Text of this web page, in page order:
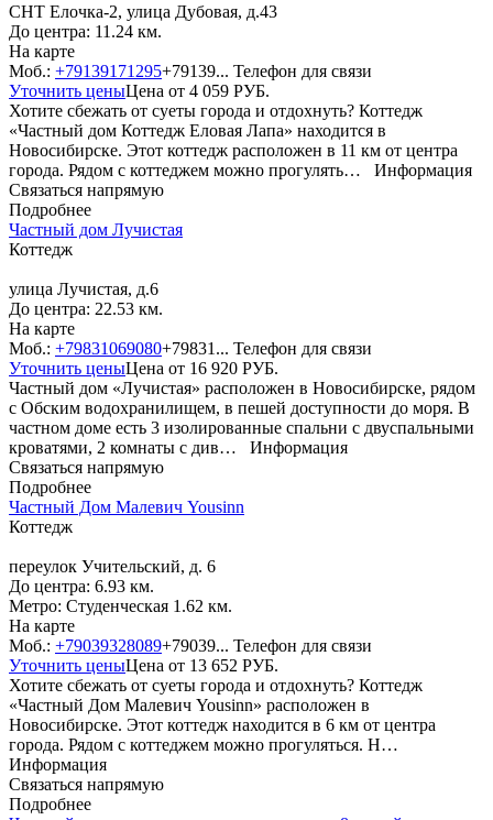
СНТ Елочка-2, улица Дубовая, д.43
До центра: 11.24 км.
На карте
Моб.: +79139171295+79139... Телефон для связи
Уточнить ценыЦена от 4 059 РУБ.
Хотите сбежать от суеты города и отдохнуть? Коттедж
«Частный дом Коттедж Еловая Лапа» находится в
Новосибирске. Этот коттедж расположен в 11 км от центра
города. Рядом с коттеджем можно прогулять… Информация
Связаться напрямую
Подробнее
Частный дом Лучистая
Коттедж
улица Лучистая, д.6
До центра: 22.53 км.
На карте
Моб.: +79831069080+79831... Телефон для связи
Уточнить ценыЦена от 16 920 РУБ.
Частный дом «Лучистая» расположен в Новосибирске, рядом
с Обским водохранилищем, в пешей доступности до моря. В
частном доме есть 3 изолированные спальни с двуспальными
кроватями, 2 комнаты с див… Информация
Связаться напрямую
Подробнее
Частный Дом Малевич Yousinn
Коттедж
переулок Учительский, д. 6
До центра: 6.93 км.
Метро: Студенческая 1.62 км.
На карте
Моб.: +79039328089+79039... Телефон для связи
Уточнить ценыЦена от 13 652 РУБ.
Хотите сбежать от суеты города и отдохнуть? Коттедж
«Частный Дом Малевич Yousinn» расположен в
Новосибирске. Этот коттедж находится в 6 км от центра
города. Рядом с коттеджем можно прогуляться. Н…
Информация
Связаться напрямую
Подробнее